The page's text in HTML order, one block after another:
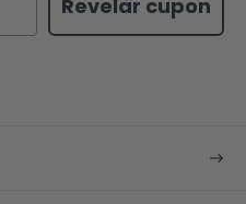
Revelar cupon